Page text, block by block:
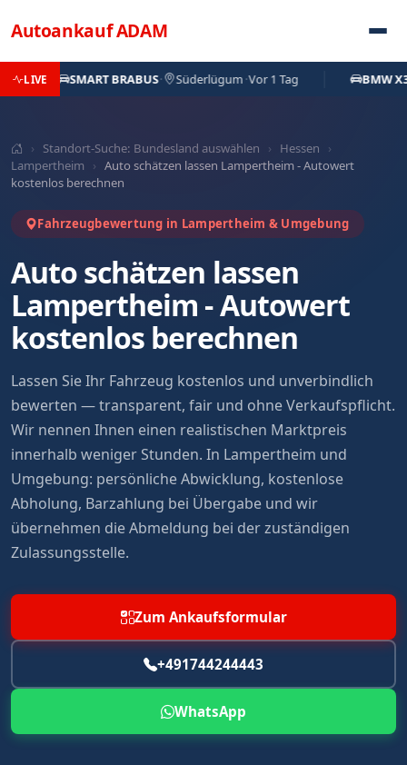
AutoankaufADAM
LIVESMART BRABUS· Süderlügum·Vor 1 Tag BMW X3·
› Standort-Suche: Bundesland auswählen › Hessen
›
Lampertheim
› Auto schätzen lassen Lampertheim - Autowert
kostenlos berechnen
Fahrzeugbewertung in Lampertheim & Umgebung
Auto schätzen lassen
Lampertheim - Autowert
kostenlos berechnen
Lassen Sie Ihr Fahrzeug kostenlos und unverbindlich
bewerten — transparent, fair und ohne Verkaufspflicht.
Wir nennen Ihnen einen realistischen Marktpreis
innerhalb weniger Stunden. In Lampertheim und
Umgebung: persönliche Abwicklung, kostenlose
Abholung, Barzahlung bei Übergabe und wir
übernehmen die Abmeldung bei der zuständigen
Zulassungsstelle.
Zum Ankaufsformular
+491744244443
WhatsApp